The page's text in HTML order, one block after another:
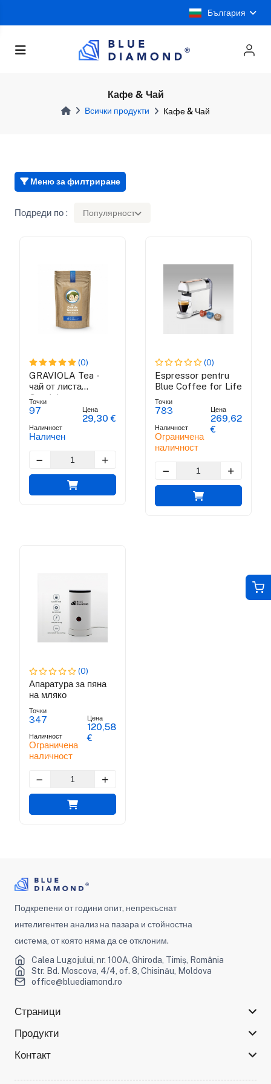
България
Кафе & Чай
Всички продукти Кафе & Чай
Меню за филтриране
Подреди по : Популярност
(0)
GRAVIOLA Tea -
чай от листа
Graviola
Точки
97
Наличност
Наличен
Цена
29,30 €
(0)
Espressor pentru
Blue Coffee for Life
Точки
783
Наличност
Ограничена
наличност
Цена
269,62
€
(0)
Апаратура за пяна
на мляко
Точки
347
Наличност
Ограничена
наличност
Цена
120,58
€
Подкрепени от години опит, непрекъснат
интелигентен анализ на пазара и стойностна
система, от която няма да се отклоним.
Calea Lugojului, nr. 100A, Ghiroda, Timiș, România
Str. Bd. Moscova, 4/4, of. 8, Chisinău, Moldova
office@bluediamond.ro
Страници
Продукти
Контакт